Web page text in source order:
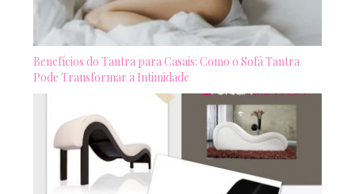
Benefícios do Tantra para Casais: Como o Sofá Tantra
Pode Transformar a Intimidade